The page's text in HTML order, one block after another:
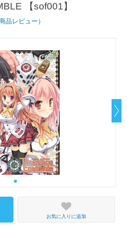
【sof001】
品レビュー）
お気に入りに追加